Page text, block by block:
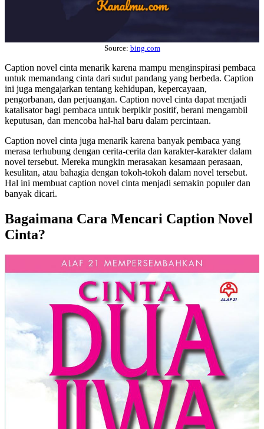
Source: bing.com
Caption novel cinta menarik karena mampu menginspirasi pembaca
untuk memandang cinta dari sudut pandang yang berbeda. Caption
ini juga mengajarkan tentang kehidupan, kepercayaan,
pengorbanan, dan perjuangan. Caption novel cinta dapat menjadi
katalisator bagi pembaca untuk berpikir positif, berani mengambil
keputusan, dan mencoba hal-hal baru dalam percintaan.
Caption novel cinta juga menarik karena banyak pembaca yang
merasa terhubung dengan cerita-cerita dan karakter-karakter dalam
novel tersebut. Mereka mungkin merasakan kesamaan perasaan,
kesulitan, atau bahagia dengan tokoh-tokoh dalam novel tersebut.
Hal ini membuat caption novel cinta menjadi semakin populer dan
banyak dicari.
Bagaimana Cara Mencari Caption Novel
Cinta?